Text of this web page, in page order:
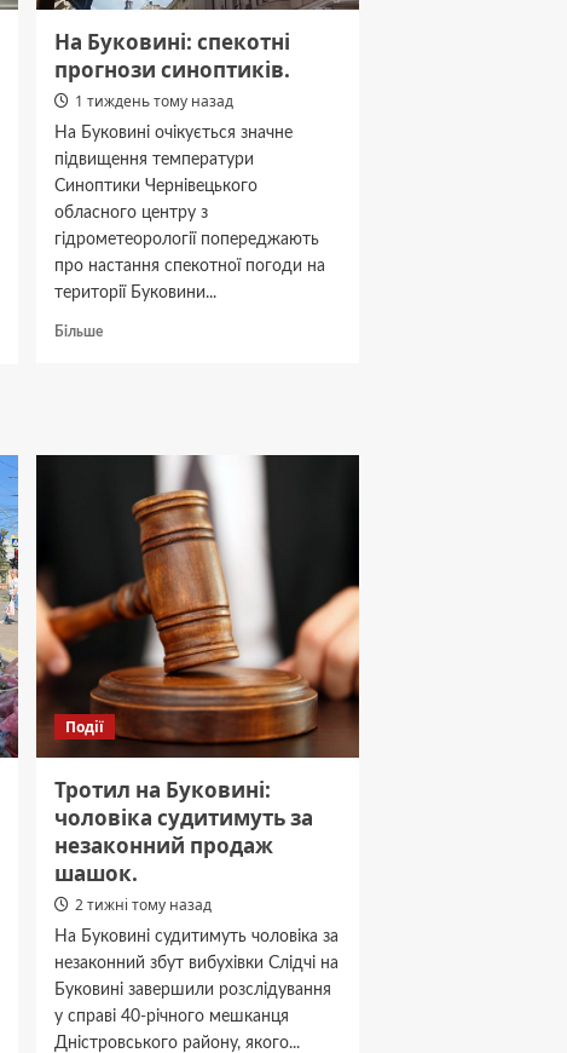
На Буковині: спекотні
прогнози синоптиків.
1 тиждень тому назад
На Буковині очікується значне
підвищення температури
Синоптики Чернівецького
обласного центру з
гідрометеорології попереджають
про настання спекотної погоди на
території Буковини...
БільшеДокладніше
Події
Тротил на Буковині:
чоловіка судитимуть за
незаконний продаж
шашок.
2 тижні тому назад
На Буковині судитимуть чоловіка за
незаконний збут вибухівки Слідчі на
Буковині завершили розслідування
у справі 40-річного мешканця
Дністровського району, якого...